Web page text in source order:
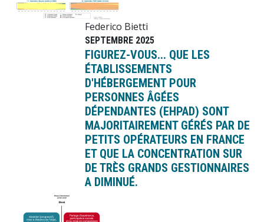
Federico Bietti
SEPTEMBRE 2025
FIGUREZ-VOUS... QUE LES
ÉTABLISSEMENTS
D'HÉBERGEMENT POUR
PERSONNES ÂGÉES
DÉPENDANTES (EHPAD) SONT
MAJORITAIREMENT GÉRÉS PAR DE
PETITS OPÉRATEURS EN FRANCE
ET QUE LA CONCENTRATION SUR
DE TRÈS GRANDS GESTIONNAIRES
A DIMINUÉ.